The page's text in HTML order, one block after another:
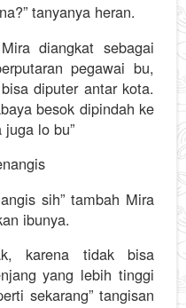
tanyanya heran.
diangkat sebagai
pegawai bu,
diputer antar kota.
besok dipindah ke
lo bu”
sih” tambah Mira
ibunya.
karena tidak bisa
yang lebih tinggi
sekarang” tangisan